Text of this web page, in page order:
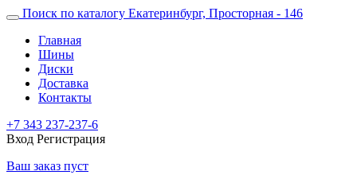
Поиск по каталогу Екатеринбург, Просторная - 146
Главная
Шины
Диски
Доставка
Контакты
+7 343 237-237-6
Вход Регистрация
Ваш заказ пуст